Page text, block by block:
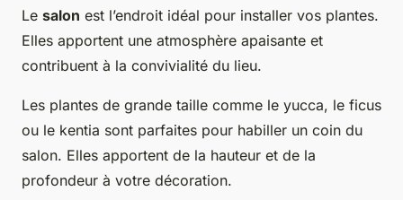
Le salon est l’endroit idéal pour installer vos plantes.
Elles apportent une atmosphère apaisante et
contribuent à la convivialité du lieu.
Les plantes de grande taille comme le yucca, le ficus
ou le kentia sont parfaites pour habiller un coin du
salon. Elles apportent de la hauteur et de la
profondeur à votre décoration.